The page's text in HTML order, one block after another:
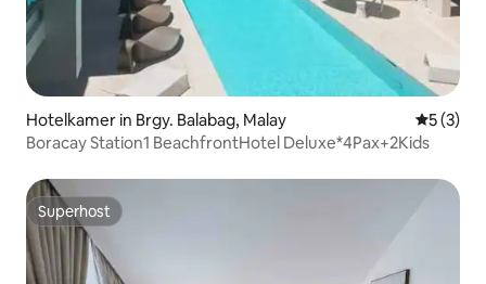
Hotelkamer in Brgy. Balabag, Malay
5 (3)
Boracay Station1 BeachfrontHotel Deluxe*4Pax+2Kids
Superhost
Superhost